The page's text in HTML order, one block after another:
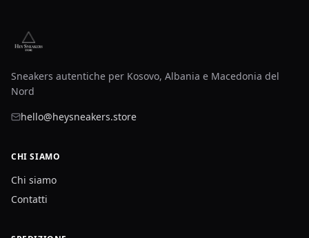
Sneakers autentiche per Kosovo, Albania e Macedonia del
Nord
hello@heysneakers.store
CHI SIAMO
Chi siamo
Contatti